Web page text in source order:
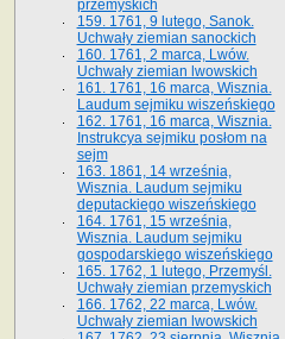
przemyskich
159. 1761, 9 lutego, Sanok.
Uchwały ziemian sanockich
160. 1761, 2 marca, Lwów.
Uchwały ziemian lwowskich
161. 1761, 16 marca, Wisznia.
Laudum sejmiku wiszeńskiego
162. 1761, 16 marca, Wisznia.
Instrukcya sejmiku posłom na
sejm
163. 1861, 14 września,
Wisznia. Laudum sejmiku
deputackiego wiszeńskiego
164. 1761, 15 września,
Wisznia. Laudum sejmiku
gospodarskiego wiszeńskiego
165. 1762, 1 lutego, Przemyśl.
Uchwały ziemian przemyskich
166. 1762, 22 marca, Lwów.
Uchwały ziemian lwowskich